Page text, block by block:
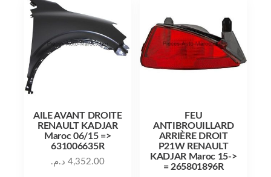
AILE AVANT DROITE
RENAULT KADJAR
Maroc 06/15 =>
631006635R
4,352.00 د.م.
FEU
ANTIBROUILLARD
ARRIÈRE DROIT
P21W RENAULT
KADJAR Maroc 15->
= 265801896R